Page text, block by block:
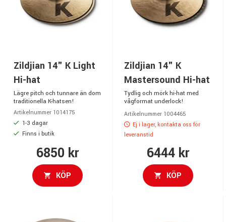
Zildjian 14" K Light
Hi-hat
Lägre pitch och tunnare än dom
traditionella K-hatsen!
Artikelnummer 1014175
1-3 dagar
Finns i butik
6850 kr
KÖP
Zildjian 14" K
Mastersound Hi-hat
Tydlig och mörk hi-hat med
vågformat underlock!
Artikelnummer 1004465
Ej i lager, kontakta oss för
leveranstid
6444 kr
KÖP